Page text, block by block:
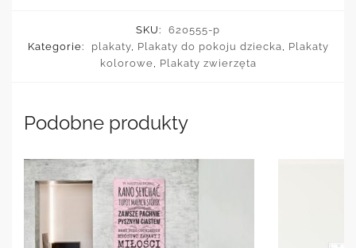
SKU:
620555-p
Kategorie:
plakaty, Plakaty do pokoju dziecka, Plakaty
kolorowe, Plakaty zwierzęta
Podobne produkty